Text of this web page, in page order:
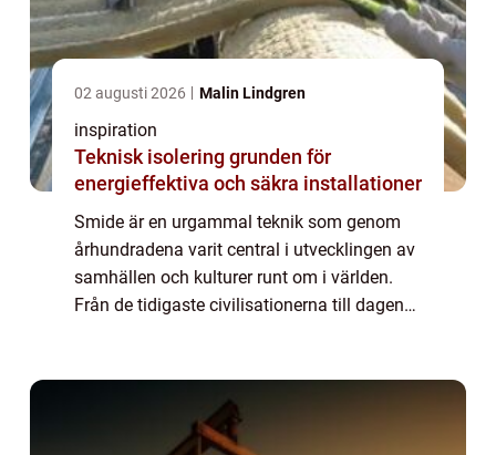
02 augusti 2026 Malin Lindgren
inspiration
Teknisk isolering grunden för
energieffektiva och säkra installationer
Smide är en urgammal teknik som genom
århundradena varit central i utvecklingen av
samhällen och kulturer runt om i världen.
Från de tidigaste civilisationerna till dagens